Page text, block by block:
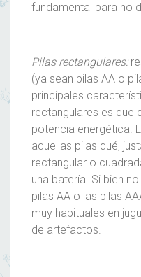
fundamental para no
Pilas rectangulares:
(ya sean pilas AA o
principales
rectangulares es que
potencia energética.
aquellas pilas qué,
rectangular o
una batería. Si bien
pilas AA o las pilas
muy habituales en
de artefactos.